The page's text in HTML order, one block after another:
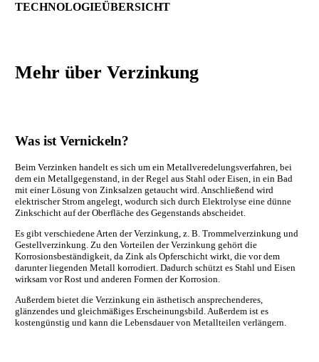
TECHNOLOGIEÜBERSICHT
Mehr über Verzinkung
Was ist Vernickeln?
Beim Verzinken handelt es sich um ein Metallveredelungsverfahren, bei
dem ein Metallgegenstand, in der Regel aus Stahl oder Eisen, in ein Bad
mit einer Lösung von Zinksalzen getaucht wird. Anschließend wird
elektrischer Strom angelegt, wodurch sich durch Elektrolyse eine dünne
Zinkschicht auf der Oberfläche des Gegenstands abscheidet.
Es gibt verschiedene Arten der Verzinkung, z. B. Trommelverzinkung und
Gestellverzinkung. Zu den Vorteilen der Verzinkung gehört die
Korrosionsbeständigkeit, da Zink als Opferschicht wirkt, die vor dem
darunter liegenden Metall korrodiert. Dadurch schützt es Stahl und Eisen
wirksam vor Rost und anderen Formen der Korrosion.
Außerdem bietet die Verzinkung ein ästhetisch ansprechenderes,
glänzendes und gleichmäßiges Erscheinungsbild. Außerdem ist es
kostengünstig und kann die Lebensdauer von Metallteilen verlängern.